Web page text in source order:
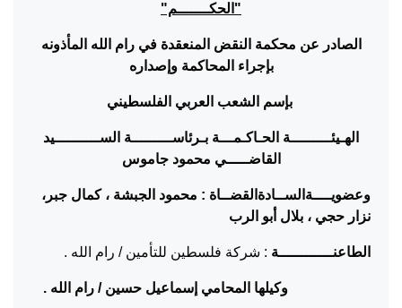
"الحكـــــــم"
الصادر عن محكمة النقض المنعقدة في رام الله المأذونه
بإجراء المحاكمة وإصداره
بإسم الشعب العربي الفلسطيني
الهـيئـــــــــة الحـاكـمـــة بـرئاســـــــــة الســــــــــيد
القاضـــــي محمود جاموس
وعضويــــةالســادةالقضــاة : محمود الجبشة ، كمال جبر،
نزار حجي ، بلال أبو الرب
الطاعنــــــــــــة : شركة فلسطين للتأمين / رام الله .
وكيلها المحامي إسماعيل حسين / رام الله .